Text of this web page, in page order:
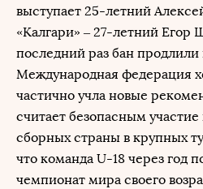
выступает 25-летний
«Калгари» – 27-летний Егор
последний раз бан продлили
Международная федерация
частично учла новые
считает безопасным
сборных страны в крупных
что команда U-18 через год
чемпионат мира своего